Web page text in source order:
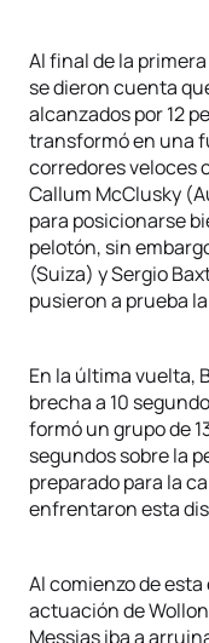
Al final de la
se dieron cuenta
alcanzados por 12
transformó en una
corredores veloces
Callum McClusky
para posicionarse
pelotón, sin
(Suiza) y Sergio
pusieron a prueba
En la última vuelta,
brecha a 10
formó un grupo de
segundos sobre la
preparado para la
enfrentaron esta
Al comienzo de
actuación de
Messias iba a